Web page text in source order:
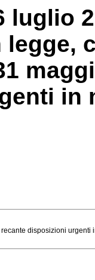
luglio
legge,
in
disposizioni urgenti